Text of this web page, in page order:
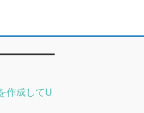
作成してU